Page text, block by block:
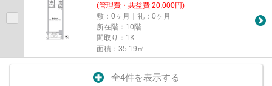
(管理費・共益費 20,000円)
敷：0ヶ月｜礼：0ヶ月
所在階：10階
間取り：1K
面積：35.19㎡
全4件を表示する